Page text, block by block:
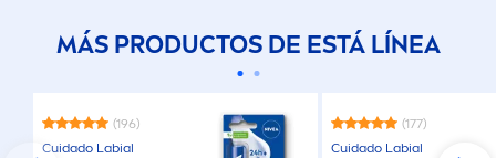
MÁS PRODUCTOS DE ESTÁ LÍNEA
(196)
Cuidado Labial
(177)
Cuidado Labial